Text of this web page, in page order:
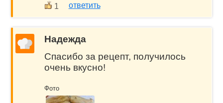
1 ответить
Надежда
Спасибо за рецепт, получилось
очень вкусно!
Фото